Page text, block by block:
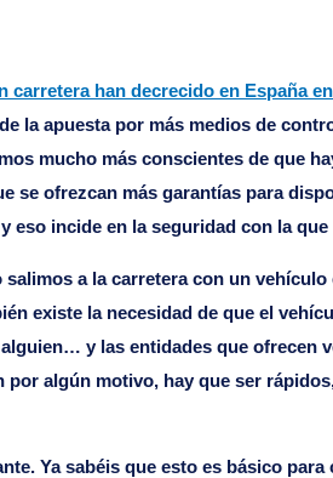
carretera han decrecido en España
la apuesta por más medios de
mucho más conscientes de que
se ofrezcan más garantías para
eso incide en la seguridad con la
a la carretera con un
existe la necesidad de que el
y las entidades que ofrecen
algún motivo, hay que ser
Ya sabéis que esto es básico